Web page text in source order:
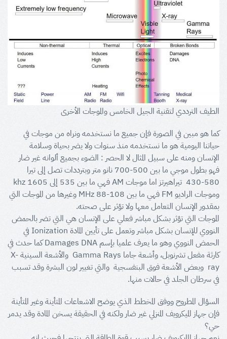
الطيف الترددي لتقنية الجيل الخامس والموجات الأخرى
كما هو مبين في الصورة فإن جميع ما نستخدمه ونراه من موجات في
حياتنا اليومية هو ما نستخدمه منذ سنوات ولا يضر بحياة وسلامة
الإنسان ومنه على سبيل المثال لا الحصر : الضوء بجميع ألوانه غير ضار
فهو بطول موجي ما بين 500-700 نانو متر وبترددات تصل إلى تيرا
وموجات الراديو FM فهي ما بين 108-88 MHz وغيرها من الموجات التي
بمقدور الإنسان التعامل معها ولا تؤثر على صحته.
الموجات التي تؤثر بشكل مباشر فعلي على الإنسان هي التي تضر بالحمض
النووي للإنسان بشكل مباشر وتعمل على تأيين المادة Ionization في
الحمض النووي وهو ما يعرف علميا بإسم Damages DNA كما حدث في
كارثة مفعل تشرنوبل، وأشعة جاما Gamma Rays والأشعة السينية X-
ray وبعض الأشعة فوق البنفسجية والتي تغيير لون البشرة وقد تسبب
في سرطان الجلد في حالات منها.
السؤال المطروح ووفق المخطط الذي يوضح الاشعاعات المتأينة وغير المتأينة
فإن جهاز الميكرويف المنزلي غير ضار ولكنه في الحقيقة يسخن المادة وقد يدمر
حي؟